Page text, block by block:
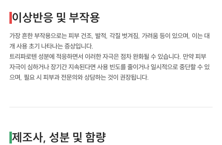
이상반응 및 부작용
가장 흔한 부작용으로는 피부 건조, 발적, 각질 벗겨짐, 가려움 등이 있으며, 이는 대
개 사용 초기 나타나는 증상입니다.
트리파로텐 성분에 적응하면서 이러한 자극은 점차 완화될 수 있습니다. 만약 피부
자극이 심하거나 장기간 지속된다면 사용 빈도를 줄이거나 일시적으로 중단할 수 있
으며, 필요 시 피부과 전문의와 상담하는 것이 권장됩니다.
제조사, 성분 및 함량